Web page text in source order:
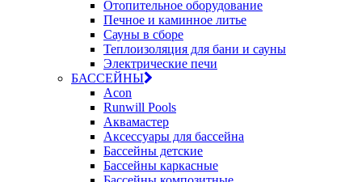
Отопительное оборудование
Печное и каминное литье
Сауны в сборе
Теплоизоляция для бани и сауны
Электрические печи
БАССЕЙНЫ
Acon
Runwill Pools
Аквамастер
Аксессуары для бассейна
Бассейны детские
Бассейны каркасные